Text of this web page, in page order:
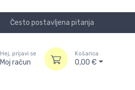
Često postavljena pitanja
Hej, prijavi se
Moj račun
Košarica
0,00 €